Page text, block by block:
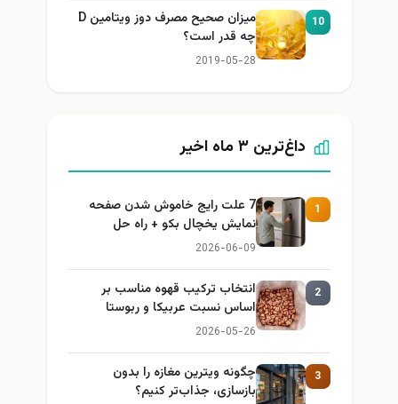
10
میزان صحیح مصرف دوز ویتامین D
چه قدر است؟
2019-05-28
داغ‌ترین ۳ ماه اخیر
1
7 علت رایج خاموش شدن صفحه
نمایش یخچال بکو + راه حل
2026-06-09
2
انتخاب ترکیب قهوه مناسب بر
اساس نسبت عربیکا و ربوستا
2026-05-26
3
چگونه ویترین مغازه را بدون
بازسازی، جذاب‌تر کنیم؟